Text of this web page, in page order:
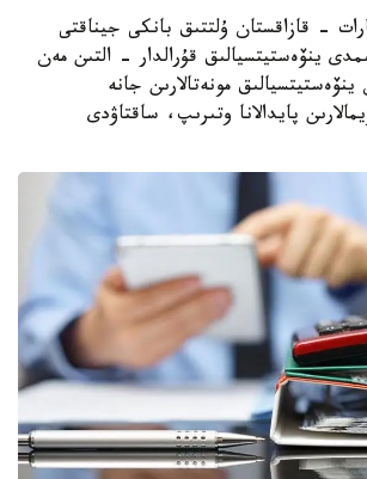
- قازاقستان ۇلتتىق بانكى جيناقتى
ينۆەستيتسيالىق قۇرالدار - التىن مەن
مونەتالارىن جانە
پايدالانا وتىرىپ، ساقتاۋدى